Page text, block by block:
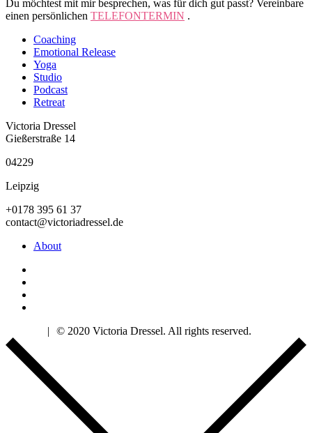
Du möchtest mit mir besprechen, was für dich gut passt? Vereinbare
einen persönlichen TELEFONTERMIN .
Coaching
Emotional Release
Yoga
Studio
Podcast
Retreat
Victoria Dressel
Gießerstraße 14
04229
Leipzig
+0178 395 61 37
contact@victoriadressel.de
About
| © 2020 Victoria Dressel. All rights reserved.